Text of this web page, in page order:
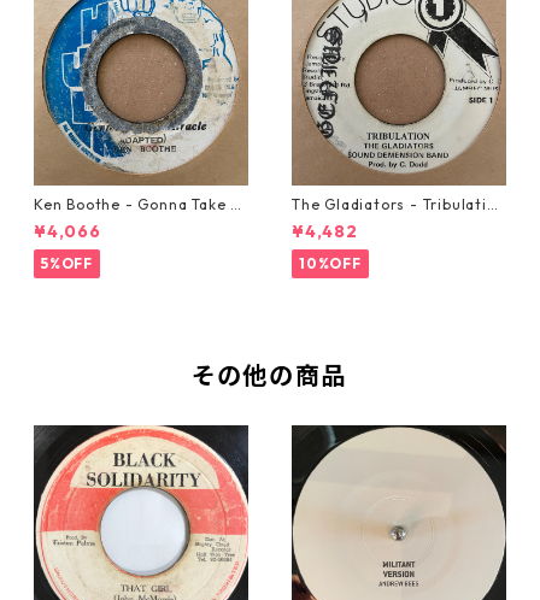
Ken Boothe - Gonna Take A
Miracle【7-21362】
¥4,066
5%OFF
The Gladiators - Tribulation
【7-21365】
¥4,482
10%OFF
その他の商品